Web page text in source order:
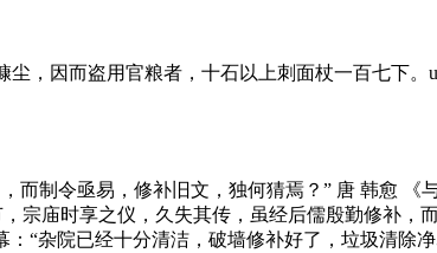
，因而盗用官粮者，十石以上刺面杖一百七下
而制令亟易，修补旧文，独何猜焉？” 唐 韩愈 《
宗庙时享之仪，久失其传，虽经后儒殷勤修补，
“杂院已经十分清洁，破墙修补好了，垃圾清除